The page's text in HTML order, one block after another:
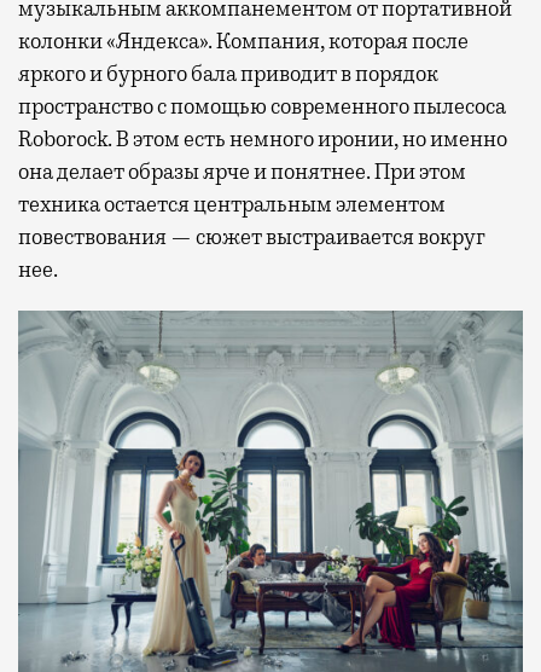
музыкальным аккомпанементом от портативной
колонки «Яндекса». Компания, которая после
яркого и бурного бала приводит в порядок
пространство с помощью современного пылесоса
Roborock. В этом есть немного иронии, но именно
она делает образы ярче и понятнее. При этом
техника остается центральным элементом
повествования — сюжет выстраивается вокруг
нее.